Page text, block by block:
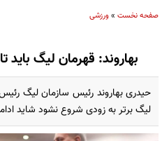
صفحه نخست »ورزشی
بهاروند: قهرمان لیگ
حیدری بهاروند رئیس سازمان لیگ
لیگ برتر به زودی شروع نشود شاید